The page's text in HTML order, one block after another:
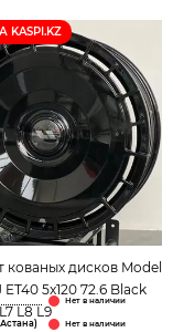
KASPI.KZ
кованых дисков Model
ET40 5x120 72.6 Black
L8 L9